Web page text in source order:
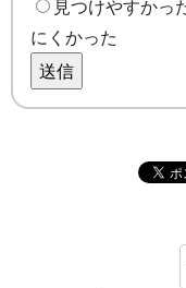
見つけやすかっ
にくかった
送信